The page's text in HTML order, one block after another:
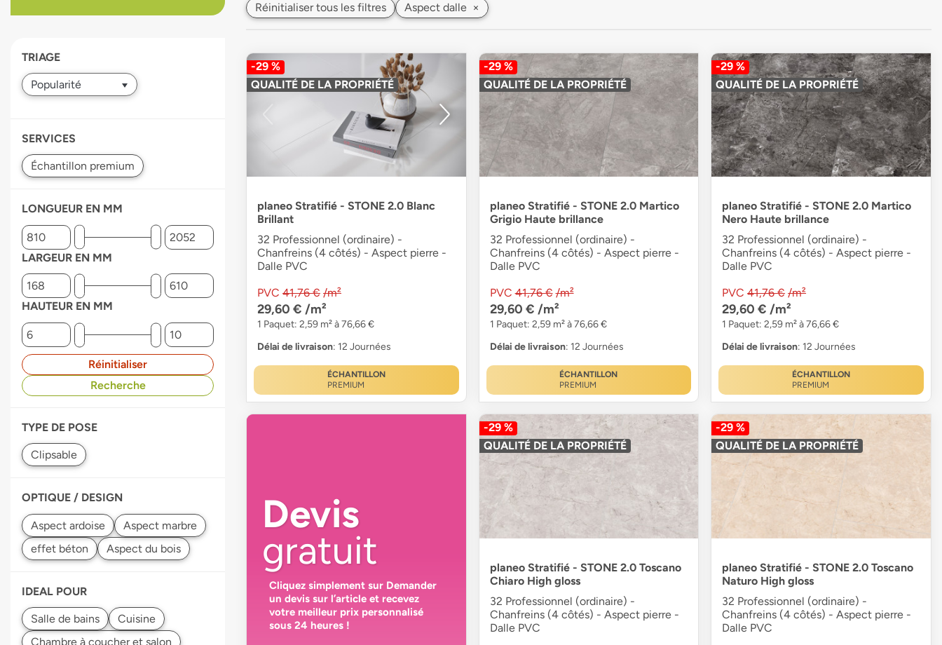
swipe
gestures.
TRIAGE
SERVICES
LONGUEUR EN MM
LARGEUR EN MM
HAUTEUR EN MM
Réinitialiser
Recherche
TYPE DE POSE
OPTIQUE / DESIGN
IDEAL POUR
Réinitialiser tous les filtres Aspect dalle ×
-29 %
QUALITÉ DE LA PROPRIÉTÉ
planeo Stratifié - STONE 2.0 Blanc
Brillant
32 Professionnel (ordinaire) -
Chanfreins (4 côtés) - Aspect pierre -
Dalle PVC
PVC 41,76 € /m²
29,60 € /m²
1 Paquet: 2,59 m² à 76,66 €
Délai de livraison: 12 Journées
ÉCHANTILLON
PREMIUM
-29 %
QUALITÉ DE LA PROPRIÉTÉ
planeo Stratifié - STONE 2.0 Martico
Grigio Haute brillance
32 Professionnel (ordinaire) -
Chanfreins (4 côtés) - Aspect pierre -
Dalle PVC
PVC 41,76 € /m²
29,60 € /m²
1 Paquet: 2,59 m² à 76,66 €
Délai de livraison: 12 Journées
ÉCHANTILLON
PREMIUM
-29 %
QUALITÉ DE LA PROPRIÉTÉ
planeo Stratifié - STONE 2.0 Martico
Nero Haute brillance
32 Professionnel (ordinaire) -
Chanfreins (4 côtés) - Aspect pierre -
Dalle PVC
PVC 41,76 € /m²
29,60 € /m²
1 Paquet: 2,59 m² à 76,66 €
Délai de livraison: 12 Journées
ÉCHANTILLON
PREMIUM
Devis
gratuit
Cliquez simplement sur Demander
un devis sur l’article et recevez
votre meilleur prix personnalisé
sous 24 heures !
-29 %
QUALITÉ DE LA PROPRIÉTÉ
planeo Stratifié - STONE 2.0 Toscano
Chiaro High gloss
32 Professionnel (ordinaire) -
Chanfreins (4 côtés) - Aspect pierre -
Dalle PVC
-29 %
QUALITÉ DE LA PROPRIÉTÉ
planeo Stratifié - STONE 2.0 Toscano
Naturo High gloss
32 Professionnel (ordinaire) -
Chanfreins (4 côtés) - Aspect pierre -
Dalle PVC